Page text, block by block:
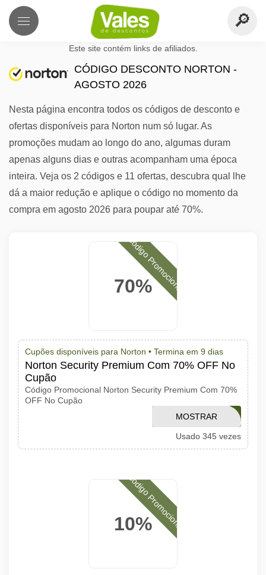
Este site contém links de afiliados.
CÓDIGO DESCONTO NORTON -
AGOSTO 2026
Nesta página encontra todos os códigos de desconto e
ofertas disponíveis para Norton num só lugar. As
promoções mudam ao longo do ano, algumas duram
apenas alguns dias e outras acompanham uma época
inteira. Veja os 2 códigos e 11 ofertas, descubra qual lhe
dá a maior redução e aplique o código no momento da
compra em agosto 2026 para poupar até 70%.
70%
Código Promocional
Cupões disponíveis para Norton • Termina em 9 dias
Norton Security Premium Com 70% OFF No
Cupão
Código Promocional Norton Security Premium Com 70%
OFF No Cupão
NSBUBR70OFF
MOSTRAR
CÓDIGO
Usado 345 vezes
10%
Código Promocional